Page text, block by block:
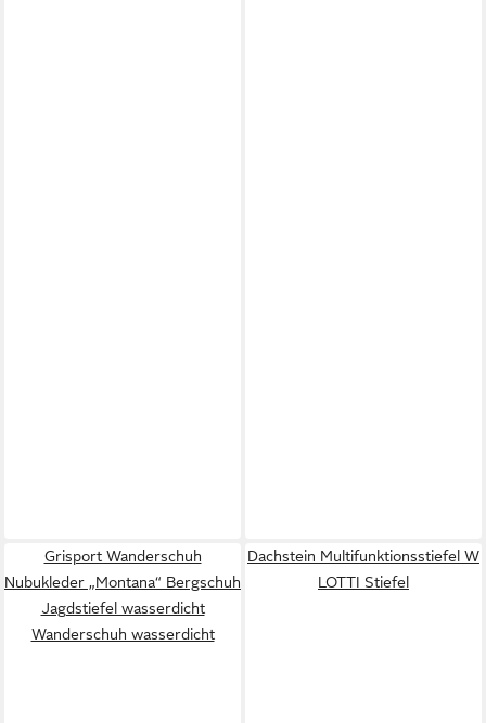
Grisport Wanderschuh
Nubukleder „Montana“ Bergschuh
Jagdstiefel wasserdicht
Wanderschuh wasserdicht
Dachstein Multifunktionsstiefel W
LOTTI Stiefel